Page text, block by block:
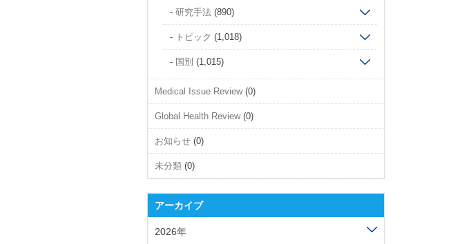
研究手法(890)
トピック (1,018)
国別 (1,015)
Medical Issue Review(0)
Global Health Review(0)
お知らせ(0)
未分類(0)
アーカイブ
2026年